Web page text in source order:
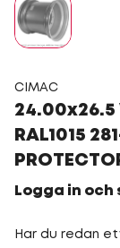
CIMAC
24.00x26.5
RAL1015
Logga in
Har du redan